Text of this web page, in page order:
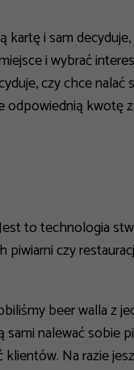
kartę i sam
i wybrać
czy chce nalać
odpowiednią kwotę
to technologia
czy
beer walla z
sami nalewać sobie
Na razie